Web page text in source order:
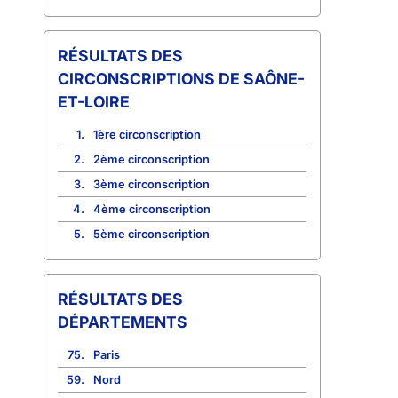
CIRCONSCRIPTIONS DE SAÔNE-
ET-LOIRE
1.
1ère circonscription
2.
2ème circonscription
3.
3ème circonscription
4.
4ème circonscription
5.
5ème circonscription
RÉSULTATS DES
DÉPARTEMENTS
75.
Paris
59.
Nord